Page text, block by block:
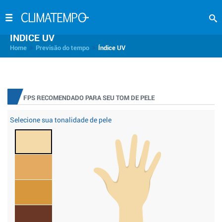
INDICE UV
Home Previsão do tempo Índice UV
FPS RECOMENDADO PARA SEU TOM DE PELE
Selecione sua tonalidade de pele